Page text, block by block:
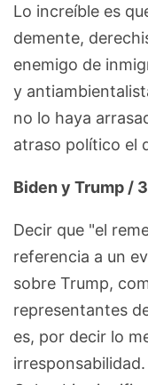
Lo increíble es
demente,
enemigo de
y
no lo haya
atraso político el
Biden y Trump /
Decir que "el
referencia a un
sobre Trump,
representantes
es, por decir lo